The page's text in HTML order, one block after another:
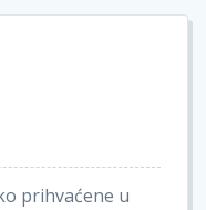
prihvaćene u